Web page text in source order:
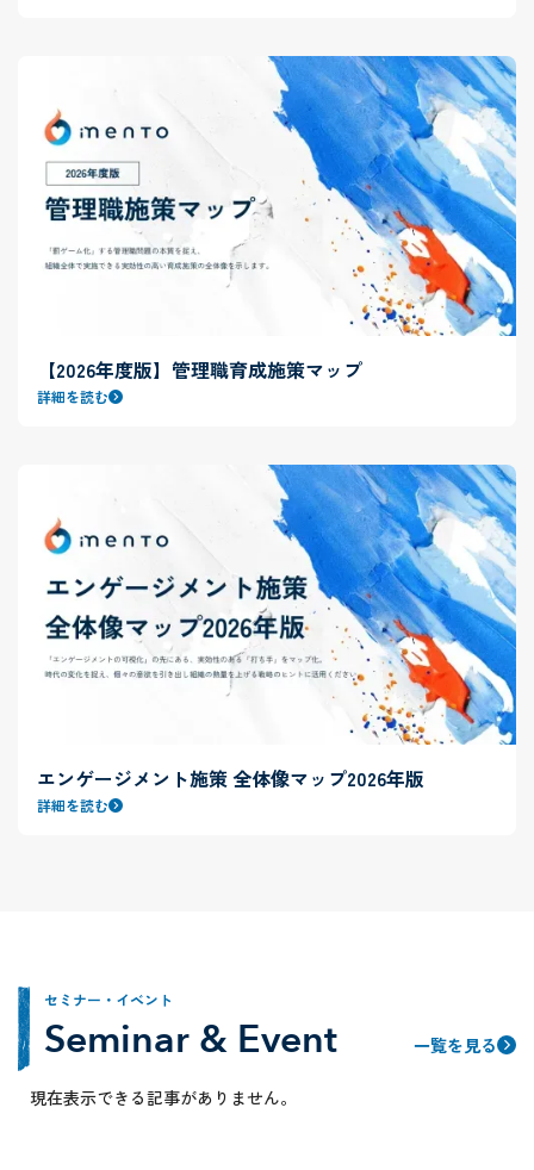
【2026年度版】管理職育成施策マップ
詳細を読む
エンゲージメント施策 全体像マップ2026年版
詳細を読む
セミナー・イベント
Seminar & Event 一覧を見る
現在表示できる記事がありません。